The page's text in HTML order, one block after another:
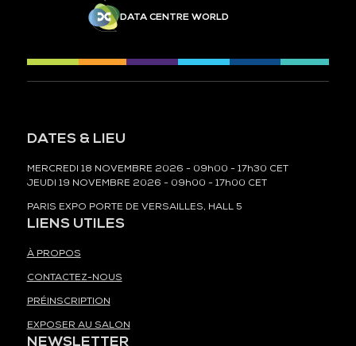
DATA CENTRE WORLD
DATES & LIEU
MERCREDI 18 NOVEMBRE 2026 - 09h00 - 17h30 CET
JEUDI 19 NOVEMBRE 2026 - 09h00 - 17h00 CET
PARIS EXPO PORTE DE VERSAILLES, HALL 5
LIENS UTILES
À PROPOS
CONTACTEZ-NOUS
PRÉINSCRIPTION
EXPOSER AU SALON
NEWSLETTER